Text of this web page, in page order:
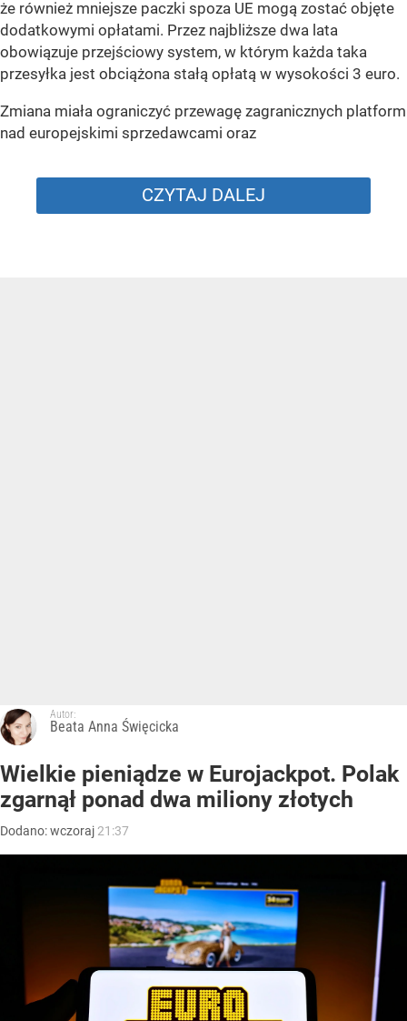
że również mniejsze paczki spoza UE mogą zostać objęte
dodatkowymi opłatami. Przez najbliższe dwa lata
obowiązuje przejściowy system, w którym każda taka
przesyłka jest obciążona stałą opłatą w wysokości 3 euro.
Zmiana miała ograniczyć przewagę zagranicznych platform
nad europejskimi sprzedawcami oraz
CZYTAJ DALEJ
Autor:
Beata Anna Święcicka
Wielkie pieniądze w Eurojackpot. Polak
zgarnął ponad dwa miliony złotych
Dodano:wczoraj 21:37